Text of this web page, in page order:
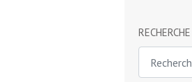
RECHERCHE